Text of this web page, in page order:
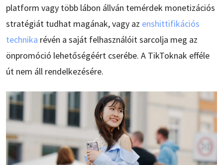
platform vagy több lábon állván temérdek monetizációs
stratégiát tudhat magának, vagy az enshittifikációs
technika révén a saját felhasználóit sarcolja meg az
önpromóció lehetőségéért cserébe. A TikToknak efféle
út nem áll rendelkezésére.